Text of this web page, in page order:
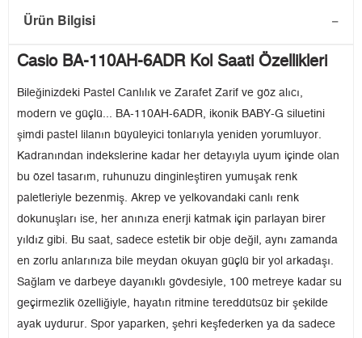
Ürün Bilgisi
Casio BA-110AH-6ADR Kol Saati Özellikleri
Bileğinizdeki Pastel Canlılık ve Zarafet Zarif ve göz alıcı,
modern ve güçlü... BA-110AH-6ADR, ikonik BABY-G siluetini
şimdi pastel lilanın büyüleyici tonlarıyla yeniden yorumluyor.
Kadranından indekslerine kadar her detayıyla uyum içinde olan
bu özel tasarım, ruhunuzu dinginleştiren yumuşak renk
paletleriyle bezenmiş. Akrep ve yelkovandaki canlı renk
dokunuşları ise, her anınıza enerji katmak için parlayan birer
yıldız gibi. Bu saat, sadece estetik bir obje değil, aynı zamanda
en zorlu anlarınıza bile meydan okuyan güçlü bir yol arkadaşı.
Sağlam ve darbeye dayanıklı gövdesiyle, 100 metreye kadar su
geçirmezlik özelliğiyle, hayatın ritmine tereddütsüz bir şekilde
ayak uydurur. Spor yaparken, şehri keşfederken ya da sadece